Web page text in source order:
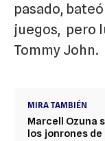
pasado,
juegos, pero
Tommy John.
MIRA TAMBIÉN
Marcell Ozuna
los jonrones